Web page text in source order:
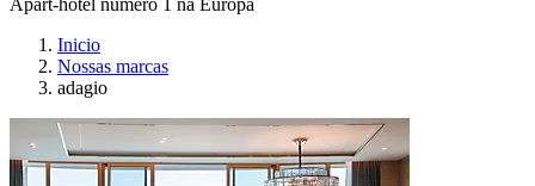
Inicio
Nossas marcas
adagio